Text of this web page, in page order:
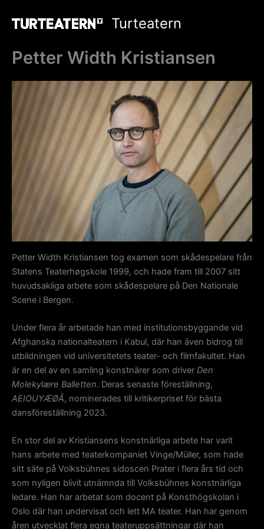
Turteatern
Petter Width Kristiansen
Petter Width Kristiansen tog examen som skådespelare från
Statens Teaterhøgskole 1999, och hade fram till 2007 sitt
huvudsakliga arbete som skådespelare på Den Nationale
Scene i Bergen.
Under flera år arbetade han med institutionsbyggande vid
Afghanska nationalteatern i Kabul, där han även bidrog till
utbildningen vid universitetets teater- och filmfakultet. Han
är en del av en samling konstnärer som driver Den
Molekylære Balletten. Deras senaste föreställning,
AEIOUYÆØÅ, nominerades till kritikerpriset för bästa
dansföreställning 2023.
En stor del av Kristiansens konstnärliga arbete har varit
hans arbete med teaterkompaniet Vinge/Müller, som hade
sitt säte på Volksbühnes sidoscen Prater i flera års tid och
som nyligen blivit utnämnda till Volksbühnes konstnärliga
ledare. Han har arbetat som docent på Konsthögskolan i
Oslo där han undervisat och lett MA teater. Han har genom
åren utvecklat flera egna teateruppsättningar där han